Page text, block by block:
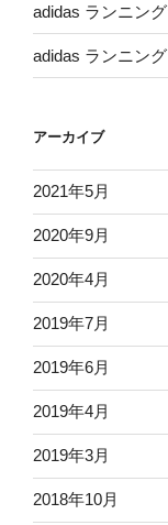
adidas ランニン
adidas ランニン
アーカイブ
2021年5月
2020年9月
2020年4月
2019年7月
2019年6月
2019年4月
2019年3月
2018年10月